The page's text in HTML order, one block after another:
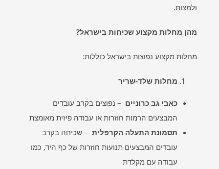
ולמצות.
מהן מחלות מקצוע שכיחות בישראל?
מחלות מקצוע נפוצות בישראל כוללות:
מחלות שלד-שריר
כאבי גב כרוניים – נפוצים בקרב עובדים
המבצעים הרמות חוזרות או עבודה פיזית מאומצת
תסמונת התעלה הקרפלית – שכיחה בקרב
עובדים המבצעים תנועות חוזרות של כף היד, כמו
עבודה עם מקלדת